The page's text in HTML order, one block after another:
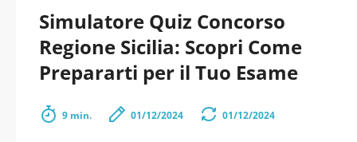
Simulatore Quiz Concorso
Regione Sicilia: Scopri Come
Prepararti per il Tuo Esame
9 min. 01/12/2024 01/12/2024